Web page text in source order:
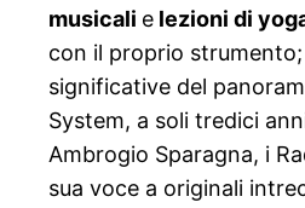
musicali e lezioni di
con il proprio
significative del
System, a soli tredici
Ambrogio Sparagna, i
sua voce a originali